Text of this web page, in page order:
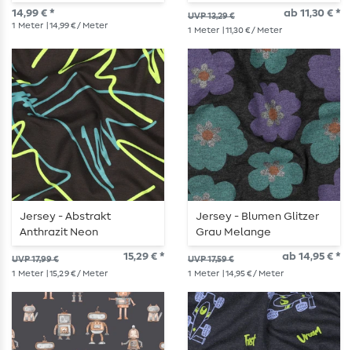
14,99 € *
1 Meter | 14,99 € / Meter
UVP 13,29 € ab 11,30 € *
1 Meter | 11,30 € / Meter
Jersey - Abstrakt
Anthrazit Neon
UVP 17,99 € 15,29 € *
1 Meter | 15,29 € / Meter
Jersey - Blumen Glitzer
Grau Melange
Garngefärbt
UVP 17,59 € ab 14,95 € *
1 Meter | 14,95 € / Meter